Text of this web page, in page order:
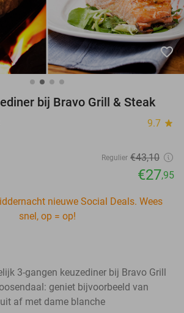
favorite_border
bij Bravo Grill & Steak
9.7 star
Regulier €43,10
€27,95
nieuwe Social Deals. Wees
snel, op = op!
3-gangen keuzediner bij Bravo Grill
geniet bijvoorbeeld van
af met dame blanche